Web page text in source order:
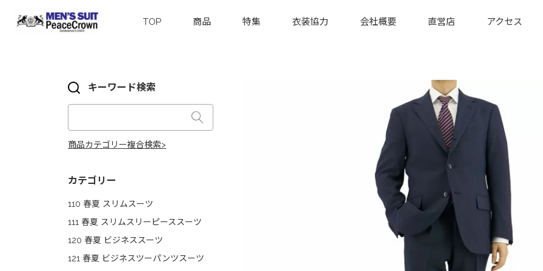
TOP 商品 特集 衣装協力 会社概要 直営店 アクセス
キーワード検索
商品カテゴリー複合検索>
カテゴリー
110 春夏 スリムスーツ
111 春夏 スリムスリーピーススーツ
120 春夏 ビジネススーツ
121 春夏 ビジネスツーパンツスーツ